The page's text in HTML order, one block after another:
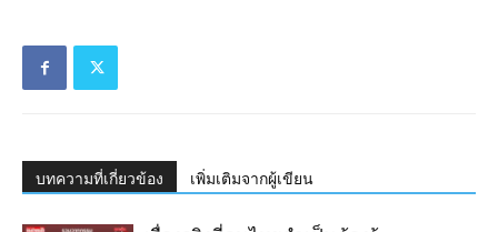
บทความที่เกี่ยวข้อง เพิ่มเติมจากผู้เขียน